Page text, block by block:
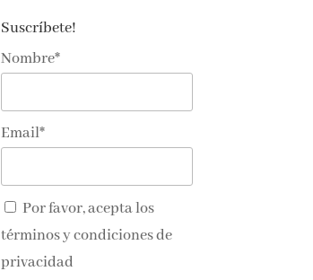
Suscríbete!
Nombre*
Email*
Por favor, acepta los
términos y condiciones de
privacidad